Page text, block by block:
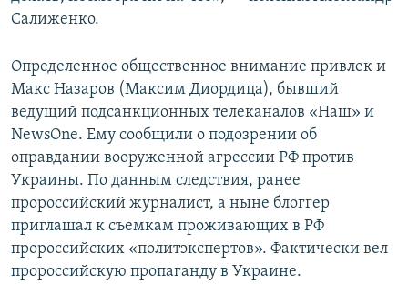
Салиженко.
Определенное общественное внимание привлек и
Макс Назаров (Максим Диордица), бывший
ведущий подсанкционных телеканалов «Наш» и
NewsOne. Ему сообщили о подозрении об
оправдании вооруженной агрессии РФ против
Украины. По данным следствия, ранее
пророссийский журналист, а ныне блоггер
приглашал к съемкам проживающих в РФ
пророссийских «политэкспертов». Фактически вел
пророссийскую пропаганду в Украине.